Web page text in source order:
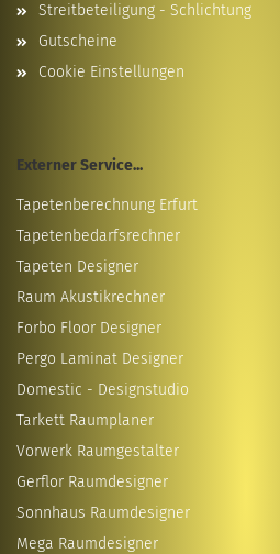
Streitbeteiligung - Schlichtung
Gutscheine
Cookie Einstellungen
Externer Service...
Tapetenberechnung Erfurt
Tapetenbedarfsrechner
Tapeten Designer
Raum Akustikrechner
Forbo Floor Designer
Pergo Laminat Designer
Domestic - Designstudio
Tarkett Raumplaner
Vorwerk Raumgestalter
Gerflor Raumdesigner
Sonnhaus Raumdesigner
Mega Raumdesigner